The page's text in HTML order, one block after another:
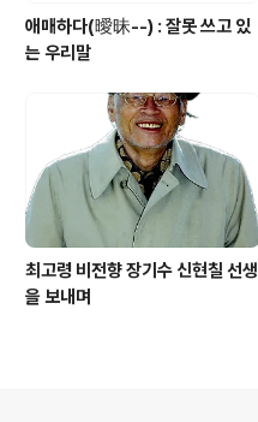
애매하다(曖昧--) : 잘못 쓰고 있
는 우리말
최고령 비전향 장기수 신현칠 선생
을 보내며